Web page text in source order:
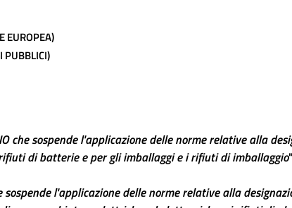
EUROPEA)
PUBBLICI)
che sospende l'applicazione delle norme relative alla
di batterie e per gli imballaggi e i rifiuti di imballaggio"
sospende l'applicazione delle norme relative alla